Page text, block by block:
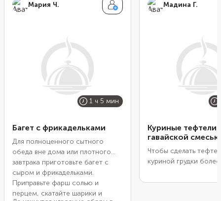
Мария Ч.
1 ч 5 мин
Багет с фрикадельками
Для полноценного сытного
обеда вне дома или плотного
завтрака приготовьте багет с
сыром и фрикадельками.
Приправьте фарш солью и
перцем, скатайте шарики и
Мадина Г.
Куриные тефтели
гавайской смесью
Чтобы сделать
куриной грудки
овощей. Для